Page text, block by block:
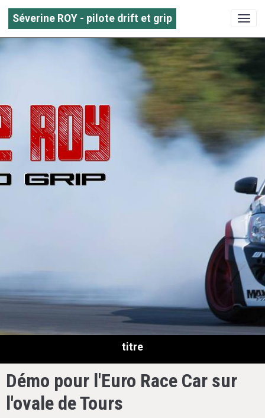
Séverine ROY - pilote drift et grip
titre
Démo pour l'Euro Race Car sur
l'ovale de Tours